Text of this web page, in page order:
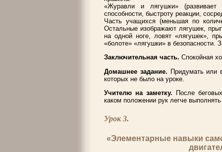
«Журавли и лягушки» (развивает
способности, быстроту реакции,
Часть учащихся (меньшая по
Остальные изображают лягушек,
на одной ноге, ловят «лягушек»,
«болоте» «лягушки» в безопасности.
Заключительная часть. Спокойная
Домашнее задание. Придумать или
которых не было на уроке.
Учителю на заметку. После
каком положении рук легче
Урок 3.
«Элементарные навыки